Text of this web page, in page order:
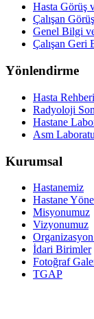
Hasta Görüş
Çalışan
Genel Bilgi
Çalışan Geri
Yönlendirme
Hasta Rehberi
Radyoloji
Hastane
Asm
Kurumsal
Hastanemiz
Hastane
Misyonumuz
Vizyonumuz
Organizasyon
İdari Birimler
Fotoğraf
TGAP